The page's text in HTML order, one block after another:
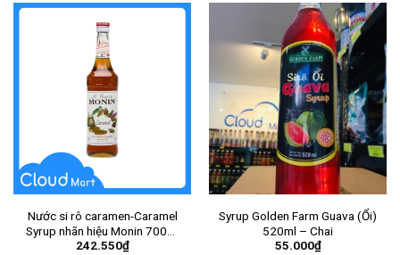
Nước si rô caramen-Caramel
Syrup nhãn hiệu Monin 700ml
– Chai
242.550₫
Syrup Golden Farm Guava (Ổi)
520ml – Chai
55.000₫